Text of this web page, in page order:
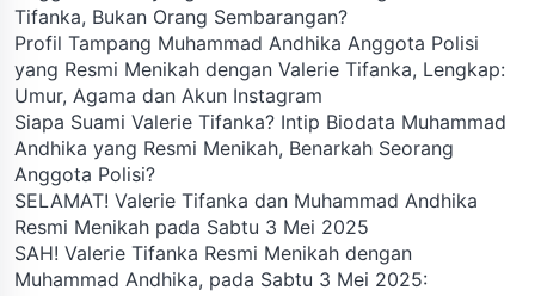
Tifanka, Bukan Orang Sembarangan?
Profil Tampang Muhammad Andhika Anggota Polisi
yang Resmi Menikah dengan Valerie Tifanka, Lengkap:
Umur, Agama dan Akun Instagram
Siapa Suami Valerie Tifanka? Intip Biodata Muhammad
Andhika yang Resmi Menikah, Benarkah Seorang
Anggota Polisi?
SELAMAT! Valerie Tifanka dan Muhammad Andhika
Resmi Menikah pada Sabtu 3 Mei 2025
SAH! Valerie Tifanka Resmi Menikah dengan
Muhammad Andhika, pada Sabtu 3 Mei 2025: